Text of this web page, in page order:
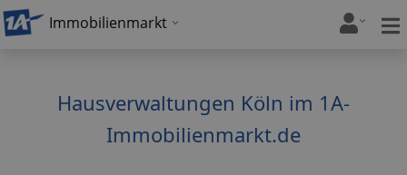
Immobilienmarkt
Hausverwaltungen Köln im 1A-
Immobilienmarkt.de